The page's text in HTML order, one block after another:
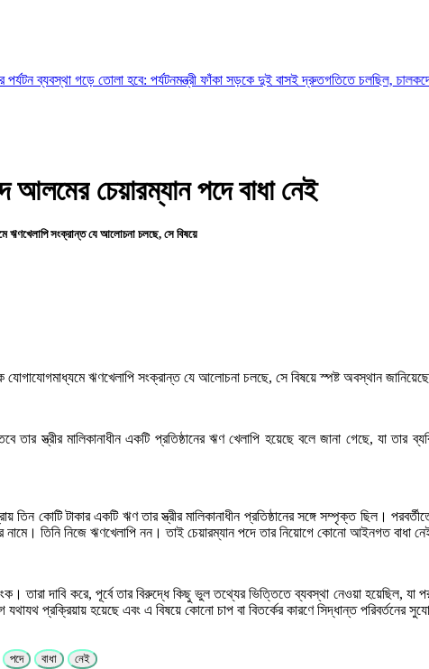
গড়ে তোলা হবে: পর্যটনমন্ত্রীফাঁকা সড়কে দুই বাসই দ্রুতগতিতে চলছিল, চালকদের চোখে ছিল
আলমের চেয়ারম্যান পদে বাধা নেই
ঋণখেলাপি সংক্রান্ত যে আলোচনা চলছে, সে বিষয়ে
ঋণখেলাপি সংক্রান্ত যে আলোচনা চলছে, সে বিষয়ে স্পষ্ট অবস্থান জানিয়েছে
স্ত্রীর মালিকানাধীন একটি প্রতিষ্ঠানের ঋণ খেলাপি হয়েছে বলে জানা গেছে, যা
তিন কোটি টাকার একটি ঋণ তার স্ত্রীর মালিকানাধীন প্রতিষ্ঠানের সঙ্গে সম্পৃক্ত ছিল।
নামে। তিনি নিজে ঋণখেলাপি নন। তাই চেয়ারম্যান পদে তার নিয়োগে কোনো আইনগত বাধা
তারা দাবি করে, পূর্বে তার বিরুদ্ধে কিছু ভুল তথ্যের ভিত্তিতে ব্যবস্থা নেওয়া হয়েছিল, যা
প্রক্রিয়ায় হয়েছে এবং এ বিষয়ে কোনো চাপ বা বিতর্কের কারণে সিদ্ধান্ত পরিবর্তনের
পদে বাধা নেই